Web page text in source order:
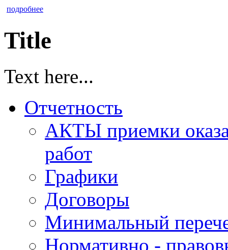
подробнее
Title
Text here...
Отчетность
АКТЫ приемки
работ
Графики
Договоры
Минимальный
Нормативно -